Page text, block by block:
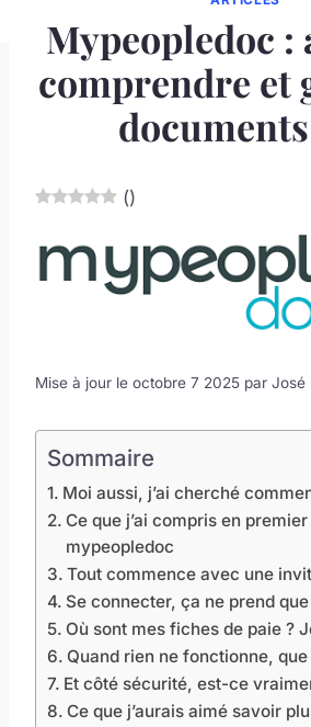
Mypeopledoc :
comprendre et
()
Mise à jour le octobre 7 2025 par José
Sommaire
Moi aussi, j’ai cherché
Ce que j’ai compris en
mypeopledoc
Tout commence avec une
Se connecter, ça ne prend
Où sont mes fiches de paie ?
Quand rien ne fonctionne,
Et côté sécurité, est-ce
Ce que j’aurais aimé savoir